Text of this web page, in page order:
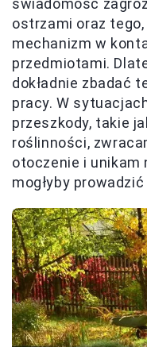
ostrzami oraz
mechanizm w
przedmiotami.
dokładnie zbadać
pracy. W
przeszkody, takie
roślinności,
otoczenie i unikam
mogłyby